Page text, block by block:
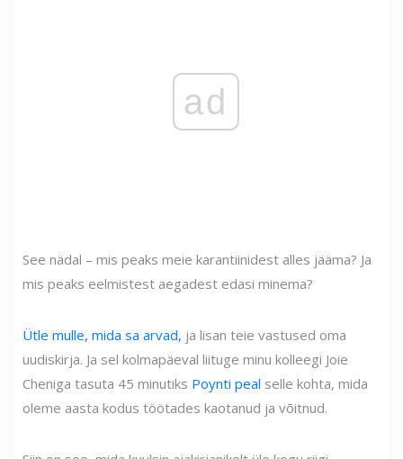
ad
See nädal – mis peaks meie karantiinidest alles jääma? Ja
mis peaks eelmistest aegadest edasi minema?
Ütle mulle, mida sa arvad, ja lisan teie vastused oma
uudiskirja. Ja sel kolmapäeval liituge minu kolleegi Joie
Cheniga tasuta 45 minutiks Poynti peal selle kohta, mida
oleme aasta kodus töötades kaotanud ja võitnud.